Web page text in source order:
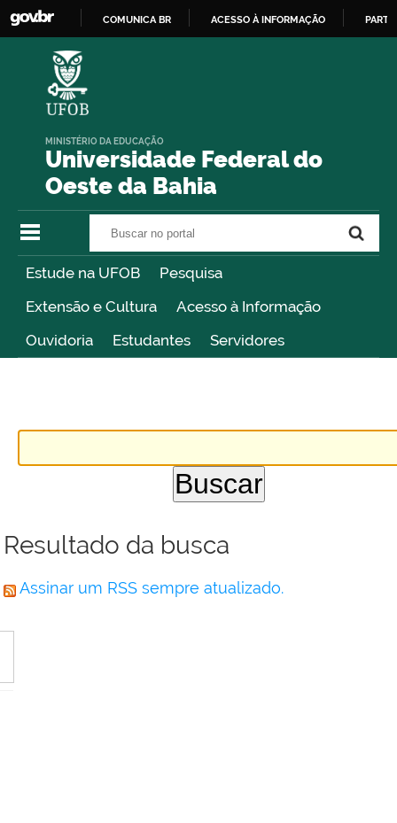
COMUNICA BR ACESSO À INFORMAÇÃO
Universidade Federal do
Oeste da Bahia
MINISTÉRIO DA EDUCAÇÃO
Estude na UFOB
Pesquisa
Extensão e Cultura
Acesso à Informação
Ouvidoria
Estudantes Servidores
Resultado da busca
Assinar um RSS sempre atualizado.